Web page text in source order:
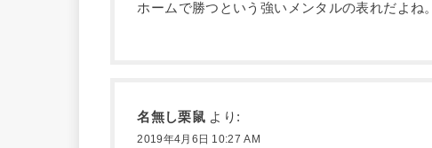
ホームで勝つという強いメンタルの表れだよね。
名無し栗鼠 より:
2019年4月6日 10:27 AM